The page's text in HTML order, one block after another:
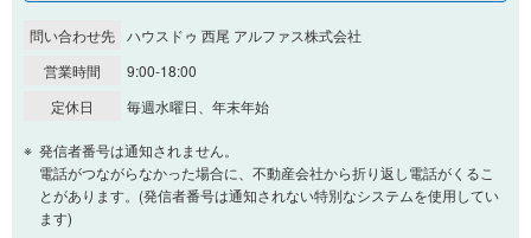
一般的には最長35年まで借り入れ可能です。多くの金融機関
閉じる
頭金
問い合わせ先 ハウスドゥ 西尾 アルファス株式会社
営業時間
9:00-18:00
定休日
毎週水曜日、年末年始
発信者番号は通知されません。
電話がつながらなかった場合に、不動産会社から折り返し電話がくるこ
とがあります。(発信者番号は通知されない特別なシステムを使用してい
ます)